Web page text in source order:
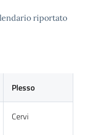
riportato
Plesso
Cervi